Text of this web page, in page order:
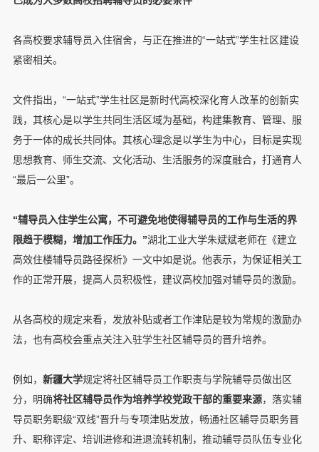
各高校要求辅导员入住宿舍，与正在推进的“一站式”学生社区建设
紧密相关。
文件指出，“一站式”学生社区是新时代高校深化育人改革的创新实
践，其核心是以学生共同生活区域为基础，构建集教育、管理、服
务于一体的成长共同体。其核心理念是以学生为中心，目标是实现
思想教育、师生交流、文化活动、生活服务的深度融合，打通育人
“最后一公里”。
“辅导员入住学生公寓，不可避免地使得辅导员的工作与生活的界
限趋于模糊，增加工作压力。”湖北工业大学朱斌斌老师在《建立
高效住楼辅导员路径探析》一文中如是说。他表示，为保证相关工
作的正常开展，提高人员积极性，建议高校加强对辅导员的激励。
从各高校的规定来看，发放补贴或者工作津贴是较为常规的激励办
法，也有高校会重点关注入驻学生社区辅导员的晋升培养。
例如， 新疆大学规定将社区辅导员工作职责与学院辅导员做出区
分，明确将社区辅导员作为培养学校党政干部的重要来源，落实辅
导员职务职级“双线”晋升与专项津贴发放，畅通社区辅导员职务晋
升、职称评定、培训进修和进退流转机制，推动辅导员队伍专业化